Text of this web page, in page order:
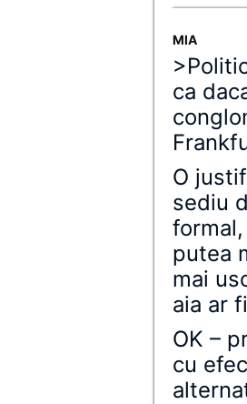
MIA
ca
O
sediu
putea
mai
aia ar
OK –
cu